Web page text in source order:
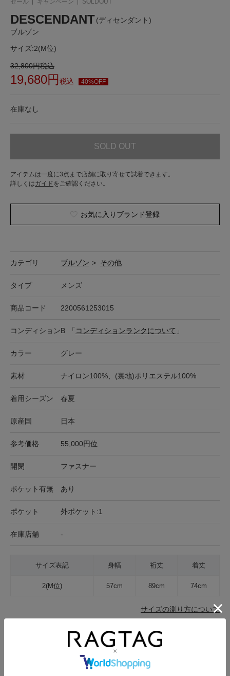
DESCENDANT(ディセンダント)
ブルゾン
サイズ:2(M位)
32,800円税込
19,680円税込 40%OFF
在庫なし
SOLD OUT
アイテムは一度に3点まで店舗に取り寄せて試着できます。
詳しくはガイド をご確認ください。
お気に入りブランド登録
カテゴリ ブルゾン > その他
タイプ メンズ
商品コード 2200561253015
コンディションB 「 コンディションランクについて 」
カラー グレー
素材 ナイロン100%、(裏地)ポリエステル100%
着用シーズン 春夏
原産国 日本
参考価格 55,000円位
開閉 ファスナー
ポケット有無 あり
ポケット 外ポケット:1
在庫店舗 -
サイズ表記 身幅 裄丈 着丈
2(M位) 57cm 89cm 74cm
サイズの測り方について